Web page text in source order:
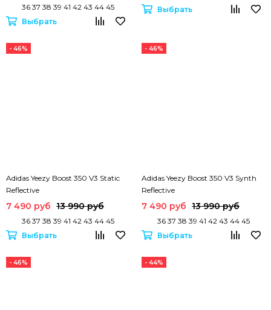
36 37 38 39 41 42 43 44 45
Выбрать
Выбрать
- 46%
Adidas Yeezy Boost 350 V3 Static
Reflective
7 490 руб 13 990 руб
36 37 38 39 41 42 43 44 45
Выбрать
- 46%
Adidas Yeezy Boost 350 V3 Synth
Reflective
7 490 руб 13 990 руб
36 37 38 39 41 42 43 44 45
Выбрать
- 46% - 44%